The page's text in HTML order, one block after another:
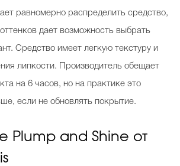
равномерно распределить средство,
дает возможность выбрать
Средство имеет легкую текстуру и
липкости. Производитель обещает
на 6 часов, но на практике это
если не обновлять покрытие.
Plump and Shine от